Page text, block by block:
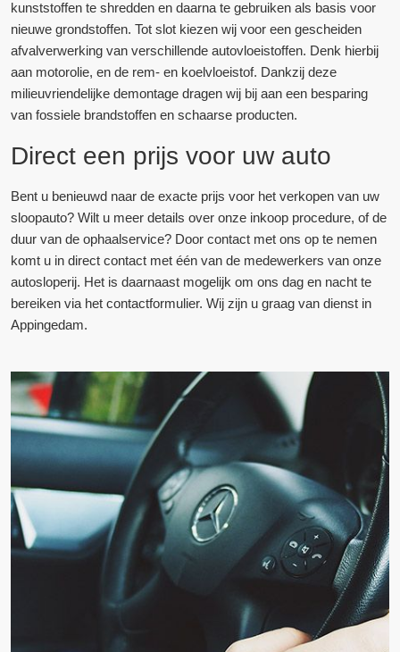
kunststoffen te shredden en daarna te gebruiken als basis voor
nieuwe grondstoffen. Tot slot kiezen wij voor een gescheiden
afvalverwerking van verschillende autovloeistoffen. Denk hierbij
aan motorolie, en de rem- en koelvloeistof. Dankzij deze
milieuvriendelijke demontage dragen wij bij aan een besparing
van fossiele brandstoffen en schaarse producten.
Direct een prijs voor uw auto
Bent u benieuwd naar de exacte prijs voor het verkopen van uw
sloopauto? Wilt u meer details over onze inkoop procedure, of de
duur van de ophaalservice? Door contact met ons op te nemen
komt u in direct contact met één van de medewerkers van onze
autosloperij. Het is daarnaast mogelijk om ons dag en nacht te
bereiken via het contactformulier. Wij zijn u graag van dienst in
Appingedam.